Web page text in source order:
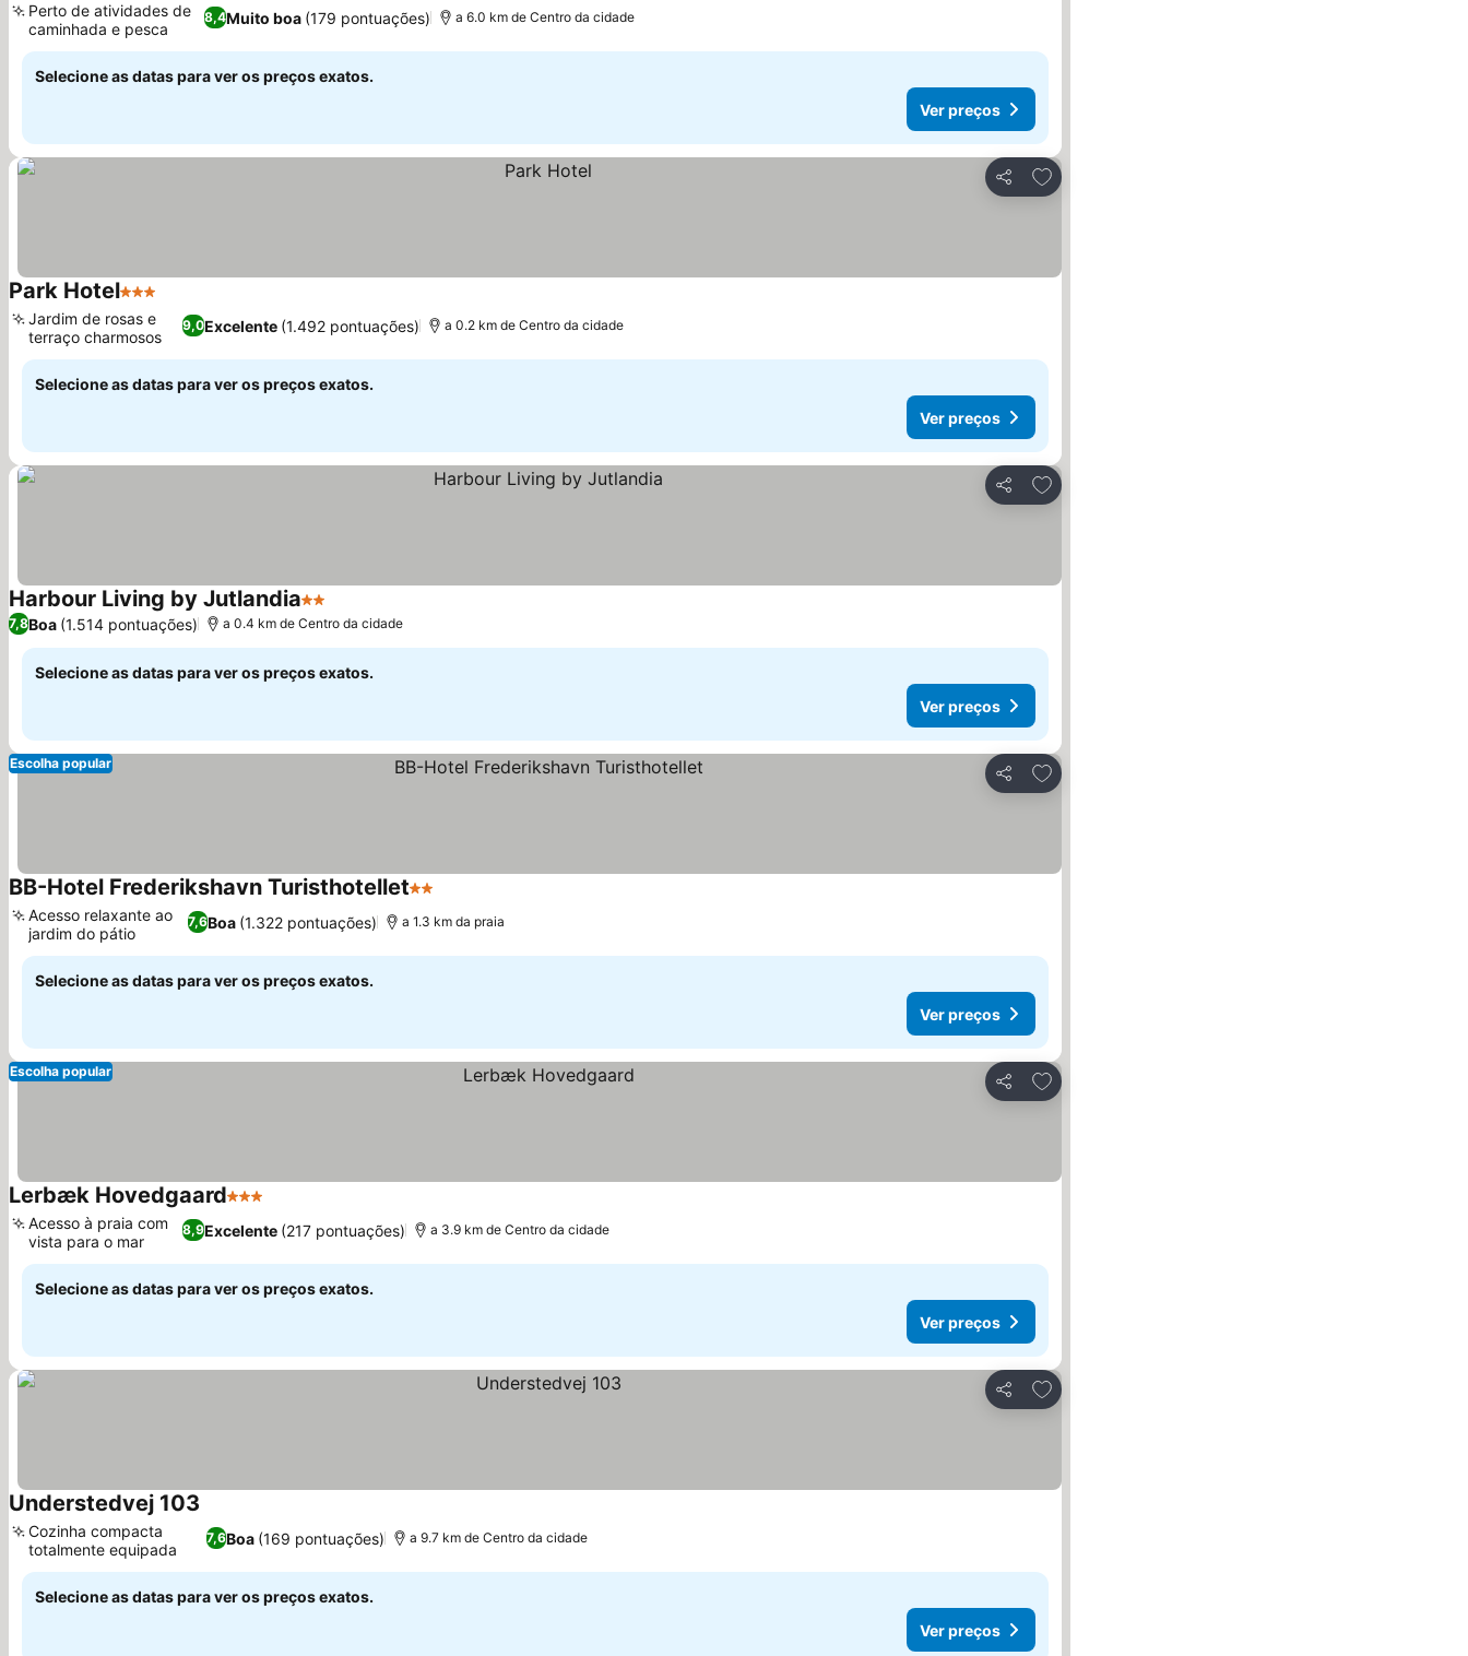
8,4Muito boa (179 pontuações)
Perto de atividades de
caminhada e pesca
a 6.0 km de Centro da cidade
Selecione as datas para ver os preços exatos.
Ver preços
Partilhar
Adicionar aos favoritos
Park Hotel3 Estrelas
9,0Excelente (1.492 pontuações)
Jardim de rosas e
terraço charmosos
a 0.2 km de Centro da cidade
Selecione as datas para ver os preços exatos.
Ver preços
Partilhar
Adicionar aos favoritos
Harbour Living by Jutlandia2 Estrelas
7,8Boa (1.514 pontuações) a 0.4 km de Centro da cidade
Selecione as datas para ver os preços exatos.
Ver preços
Partilhar
Adicionar aos favoritos
Escolha popular
BB-Hotel Frederikshavn Turisthotellet2 Estrelas
7,6Boa (1.322 pontuações)
Acesso relaxante ao
jardim do pátio
a 1.3 km da praia
Selecione as datas para ver os preços exatos.
Ver preços
Partilhar
Adicionar aos favoritos
Escolha popular
Lerbæk Hovedgaard3 Estrelas
8,9Excelente (217 pontuações)
Acesso à praia com
vista para o mar
a 3.9 km de Centro da cidade
Selecione as datas para ver os preços exatos.
Ver preços
Partilhar
Adicionar aos favoritos
Understedvej 103
7,6Boa (169 pontuações)
Cozinha compacta
totalmente equipada
a 9.7 km de Centro da cidade
Selecione as datas para ver os preços exatos.
Ver preços